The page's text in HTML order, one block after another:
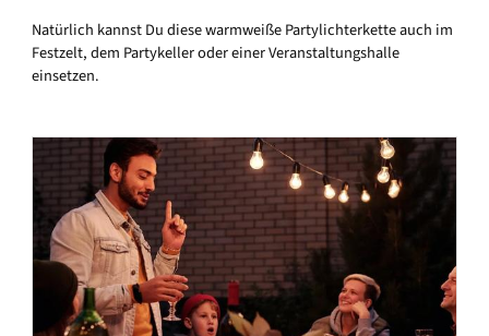
Natürlich kannst Du diese warmweiße Partylichterkette auch im
Festzelt, dem Partykeller oder einer Veranstaltungshalle
einsetzen.